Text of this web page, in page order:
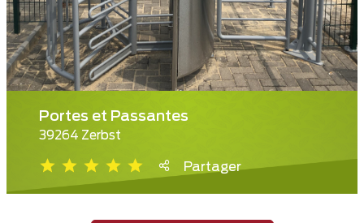
Portes et Passantes
39264 Zerbst
Partager